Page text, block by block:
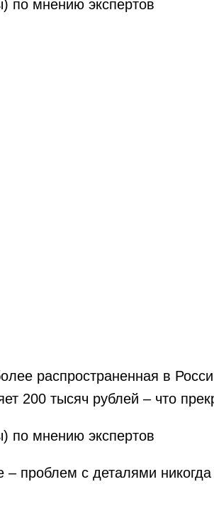
распространенная в
200 тысяч рублей – что
проблем с деталями